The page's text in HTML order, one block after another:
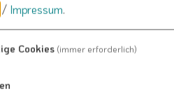
/ Impressum.
Cookies (immer erforderlich)